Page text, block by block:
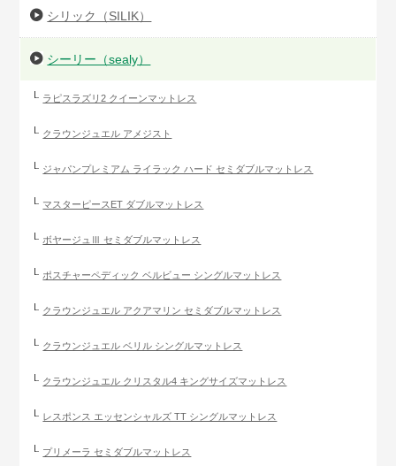
シリック（SILIK）
シーリー（sealy）
ラピスラズリ2 クイーンマットレス
クラウンジュエル アメジスト
ジャパンプレミアム ライラック ハード セミダブルマットレス
マスターピースET ダブルマットレス
ボヤージュⅢ セミダブルマットレス
ポスチャーペディック ベルビュー シングルマットレス
クラウンジュエル アクアマリン セミダブルマットレス
クラウンジュエル ベリル シングルマットレス
クラウンジュエル クリスタル4 キングサイズマットレス
レスポンス エッセンシャルズ TT シングルマットレス
プリメーラ セミダブルマットレス